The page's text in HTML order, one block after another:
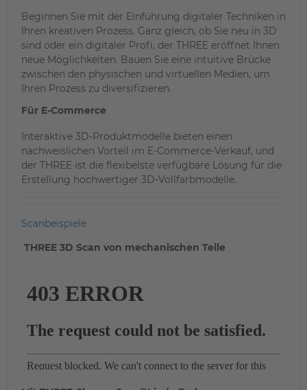
Beginnen Sie mit der Einführung digitaler Techniken in
Ihren kreativen Prozess. Ganz gleich, ob Sie neu in 3D
sind oder ein digitaler Profi, der THREE eröffnet Ihnen
neue Möglichkeiten. Bauen Sie eine intuitive Brücke
zwischen den physischen und virtuellen Medien, um
Ihren Prozess zu diversifizieren.
Für E-Commerce
Interaktive 3D-Produktmodelle bieten einen
nachweislichen Vorteil im E-Commerce-Verkauf, und
der THREE ist die flexibelste verfügbare Lösung für die
Erstellung hochwertiger 3D-Vollfarbmodelle.
Scanbeispiele
THREE 3D Scan von mechanischen Teile